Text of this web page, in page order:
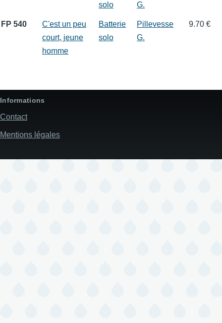
solo
G.
FP 540
C'est un peu
court, jeune
homme
Batterie
solo
Pillevesse
G.
9.70 €
Informations
Contact
Mentions légales